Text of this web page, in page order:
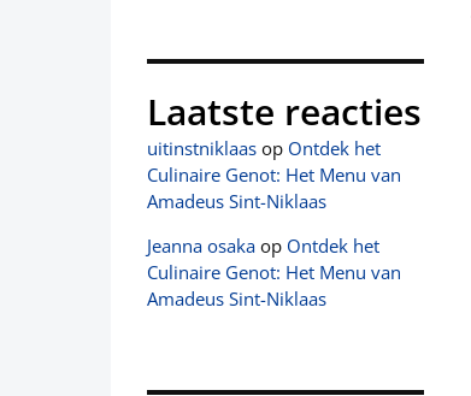
Laatste reacties
uitinstniklaas op Ontdek het
Culinaire Genot: Het Menu van
Amadeus Sint-Niklaas
Jeanna osaka op Ontdek het
Culinaire Genot: Het Menu van
Amadeus Sint-Niklaas